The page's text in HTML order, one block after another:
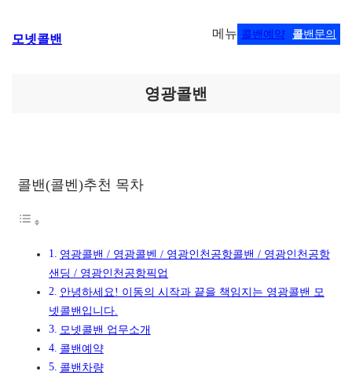
텐
모넷콜밴 메뉴 콜밴예약 콜밴문의
영광콜밴
콜밴(콜벤)추천 목차
영광콜밴 / 영광콜벤 / 영광인천공항콜밴 / 영광인천공항
샌딩 / 영광인천공항픽업
안녕하세요! 이동의 시작과 끝을 책임지는 영광콜밴 모
넷콜밴입니다.
모넷콜밴 업무소개
콜밴예약
콜밴차량